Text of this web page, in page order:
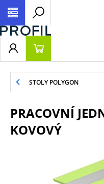
STOLY POLYGON
PRACOVNÍ
KOVOVÝ